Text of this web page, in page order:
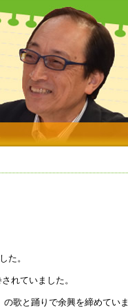
た。
れていました。
歌と踊りで余興を締めていま